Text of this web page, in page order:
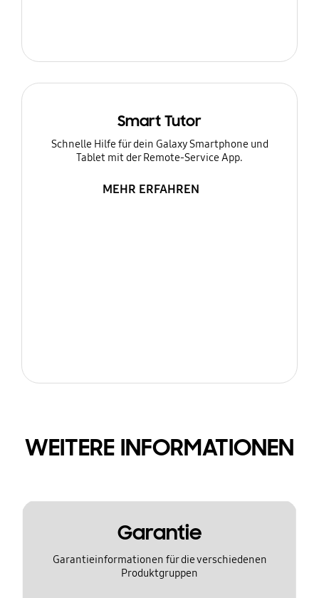
Smart Tutor
Schnelle Hilfe für dein Galaxy Smartphone und
Tablet mit der Remote-Service App.
MEHR ERFAHREN
WEITERE INFORMATIONEN
Garantie
Garantieinformationen für die verschiedenen
Produktgruppen